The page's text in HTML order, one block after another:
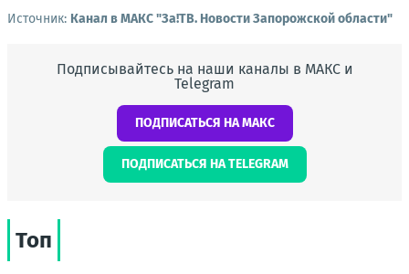
Источник: Канал в МАКС "Зa!ТВ. Новости Запорожской области"
Подписывайтесь на наши каналы в МАКС и
Telegram
ПОДПИСАТЬСЯ НА МАКС
ПОДПИСАТЬСЯ НА TELEGRAM
Топ